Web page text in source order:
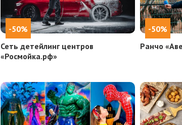
-50%
Сеть детейлинг центров
«Росмойка.рф»
-50%
Ранчо